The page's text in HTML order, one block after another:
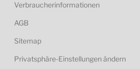
Verbraucherinformationen
AGB
Sitemap
Privatsphäre-Einstellungen ändern